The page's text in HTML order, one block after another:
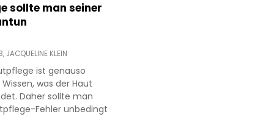
sollte man seiner
JACQUELINE KLEIN
ist genauso
was der Haut
Daher sollte man
Fehler unbedingt